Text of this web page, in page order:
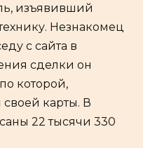
изъявивший
Незнакомец
с сайта в
сделки он
которой,
карты. В
22 тысячи 330